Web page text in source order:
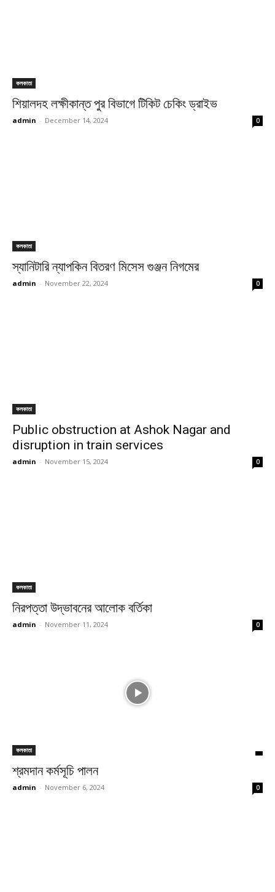
কলকাতা
শিয়ালদহ লক্ষীকান্ত পুর বিভাগে টিকিট চেকিং ড্রাইভ
admin - December 14, 2024 0
কলকাতা
স্যানিটারি ন্যাপকিন বিতরণ মিসেস গুঞ্জন নিগমের
admin - November 22, 2024 0
কলকাতা
Public obstruction at Ashok Nagar and
disruption in train services
admin - November 15, 2024 0
কলকাতা
নিরপত্তা উদ্ভাবনের আলোক বর্তিকা
admin - November 11, 2024 0
কলকাতা
শ্রমদান কর্মসূচি পালন
admin - November 6, 2024 0